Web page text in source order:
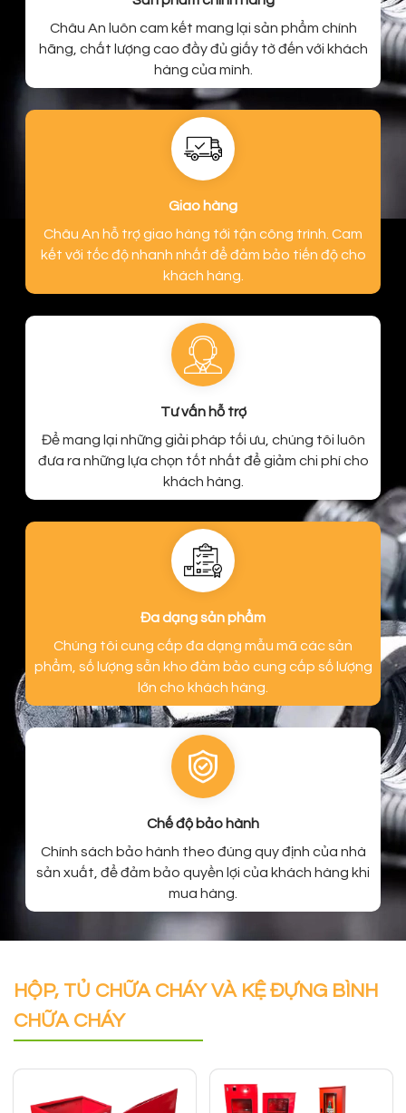
Châu An luôn cam kết mang lại sản phẩm chính
hãng, chất lượng cao đầy đủ giấy tờ đến với khách
hàng của mình.
Giao hàng
Châu An hỗ trợ giao hàng tới tận công trình. Cam
kết với tốc độ nhanh nhất để đảm bảo tiến độ cho
khách hàng.
Tư vấn hỗ trợ
Để mang lại những giải pháp tối ưu, chúng tôi luôn
đưa ra những lựa chọn tốt nhất để giảm chi phí cho
khách hàng.
Đa dạng sản phẩm
Chúng tôi cung cấp đa dạng mẫu mã các sản
phẩm, số lượng sẵn kho đảm bảo cung cấp số lượng
lớn cho khách hàng.
Chế độ bảo hành
Chính sách bảo hành theo đúng quy định của nhà
sản xuất, để đảm bảo quyền lợi của khách hàng khi
mua hàng.
HỘP, TỦ CHỮA CHÁY VÀ KỆ ĐỰNG BÌNH
CHỮA CHÁY